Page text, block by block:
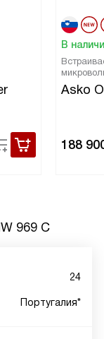
В
Asko
188
969 C
24
Португалия*